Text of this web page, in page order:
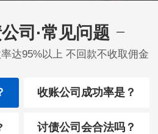
司·常见问题
达95%以上 不回款不收取佣金
收账公司成功率是？
讨债公司会合法吗？